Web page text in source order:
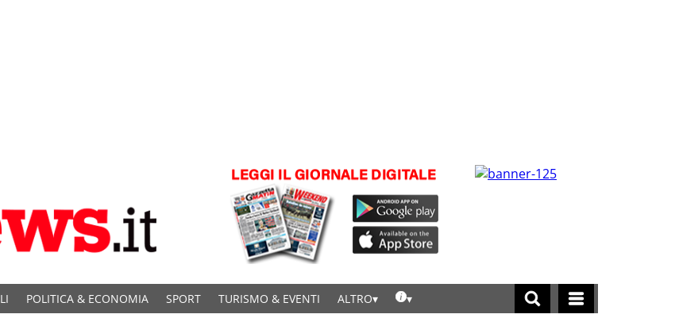
POLITICA & ECONOMIA SPORT TURISMO & EVENTI ALTRO